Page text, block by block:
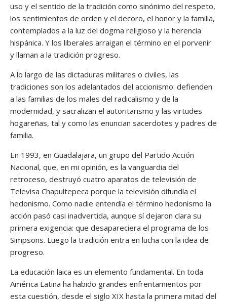
uso y el sentido de la tradición como sinónimo del respeto,
los sentimientos de orden y el decoro, el honor y la familia,
contemplados a la luz del dogma religioso y la herencia
hispánica. Y los liberales arraigan el término en el porvenir
y llaman a la tradición progreso.
A lo largo de las dictaduras militares o civiles, las
tradiciones son los adelantados del accionismo: defienden
a las familias de los males del radicalismo y de la
modernidad, y sacralizan el autoritarismo y las virtudes
hogareñas, tal y como las enuncian sacerdotes y padres de
familia.
En 1993, en Guadalajara, un grupo del Partido Acción
Nacional, que, en mi opinión, es la vanguardia del
retroceso, destruyó cuatro aparatos de televisión de
Televisa Chapultepeca porque la televisión difundía el
hedonismo. Como nadie entendía el término hedonismo la
acción pasó casi inadvertida, aunque sí dejaron clara su
primera exigencia: que desapareciera el programa de los
Simpsons. Luego la tradición entra en lucha con la idea de
progreso.
La educación laica es un elemento fundamental. En toda
América Latina ha habido grandes enfrentamientos por
esta cuestión, desde el siglo XIX hasta la primera mitad del